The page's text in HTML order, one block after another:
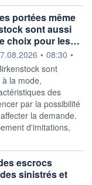
portées même
sont aussi
choix pour les…
• 08:30 •
sont
la mode,
des
par la possibilité
la demande.
d'imitations,
escrocs
sinistrés et